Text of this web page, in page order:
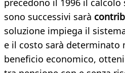
precedono il 1996 il calcolo
sono successivi sarà
soluzione impiega il
e il costo sarà determinato
beneficio economico,